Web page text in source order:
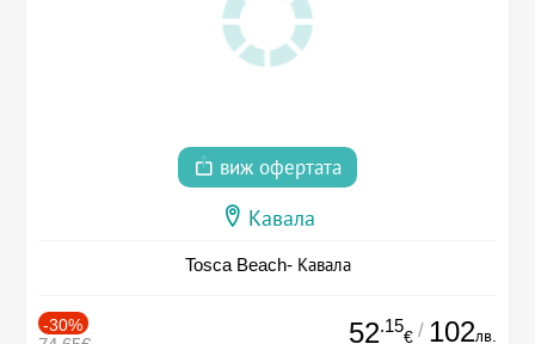
виж офертата
Кавала
Tosca Beach- Кавала
-30% 52.15
€ / 102лв.